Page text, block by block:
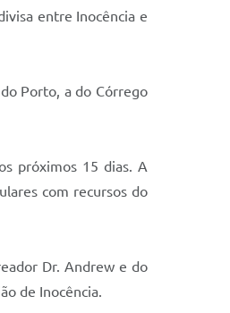
entre Inocência e
Porto, a do Córrego
próximos 15 dias. A
com recursos do
Dr. Andrew e do
de Inocência.